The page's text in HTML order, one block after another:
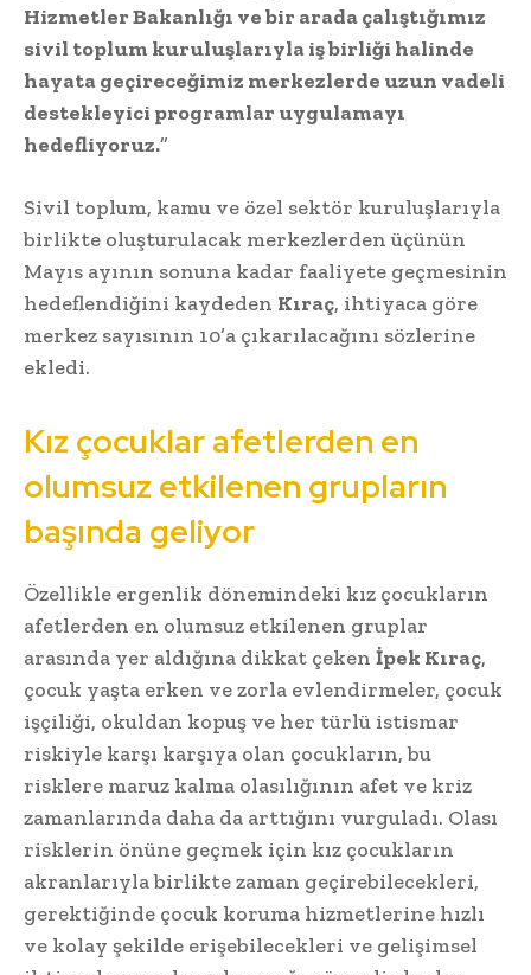
Hizmetler Bakanlığı ve bir arada çalıştığımız
sivil toplum kuruluşlarıyla iş birliği halinde
hayata geçireceğimiz merkezlerde uzun vadeli
destekleyici programlar uygulamayı
hedefliyoruz.”
Sivil toplum, kamu ve özel sektör kuruluşlarıyla
birlikte oluşturulacak merkezlerden üçünün
Mayıs ayının sonuna kadar faaliyete geçmesinin
hedeflendiğini kaydeden Kıraç, ihtiyaca göre
merkez sayısının 10’a çıkarılacağını sözlerine
ekledi.
Kız çocuklar afetlerden en
olumsuz etkilenen grupların
başında geliyor
Özellikle ergenlik dönemindeki kız çocukların
afetlerden en olumsuz etkilenen gruplar
arasında yer aldığına dikkat çeken İpek Kıraç,
çocuk yaşta erken ve zorla evlendirmeler, çocuk
işçiliği, okuldan kopuş ve her türlü istismar
riskiyle karşı karşıya olan çocukların, bu
risklere maruz kalma olasılığının afet ve kriz
zamanlarında daha da arttığını vurguladı. Olası
risklerin önüne geçmek için kız çocukların
akranlarıyla birlikte zaman geçirebilecekleri,
gerektiğinde çocuk koruma hizmetlerine hızlı
ve kolay şekilde erişebilecekleri ve gelişimsel